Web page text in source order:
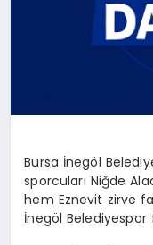
Bursa İnegöl
sporcuları Niğde
hem Eznevit zirve
İnegöl Belediyespor